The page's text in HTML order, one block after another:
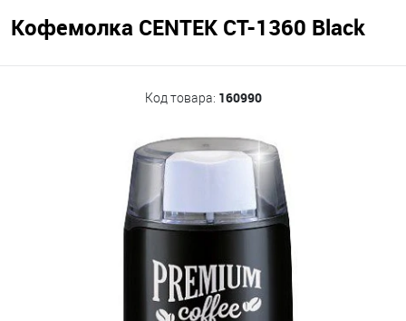
Кофемолка CENTEK CT-1360 Black
Код товара: 160990